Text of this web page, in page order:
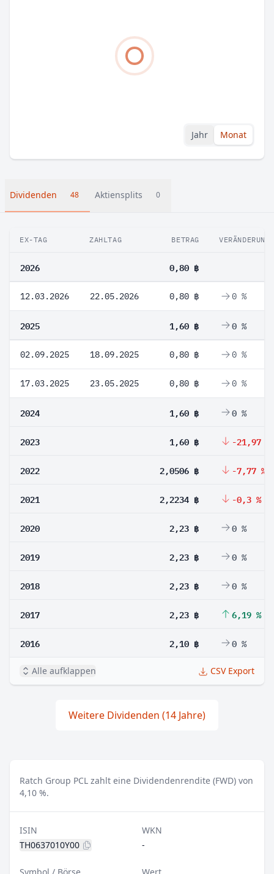
Jahr Monat
Dividenden 48 Aktiensplits 0
EX-TAG ZAHLTAG BETRAG VERÄNDERUNG
2026 0,80 ฿
12.03.2026 22.05.2026 0,80 ฿ 0 %
2025 1,60 ฿ 0 %
02.09.2025 18.09.2025 0,80 ฿ 0 %
17.03.2025 23.05.2025 0,80 ฿ 0 %
2024 1,60 ฿ 0 %
2023 1,60 ฿ -21,97 %
2022 2,0506 ฿ -7,77 %
2021 2,2234 ฿ -0,3 %
2020 2,23 ฿ 0 %
2019 2,23 ฿ 0 %
2018 2,23 ฿ 0 %
2017 2,23 ฿ 6,19 %
2016 2,10 ฿ 0 %
Alle aufklappen CSV Export
Weitere Dividenden (14 Jahre)
Ratch Group PCL zahlt eine Dividendenrendite (FWD) von
4,10 %.
ISIN
TH0637010Y00
WKN
-